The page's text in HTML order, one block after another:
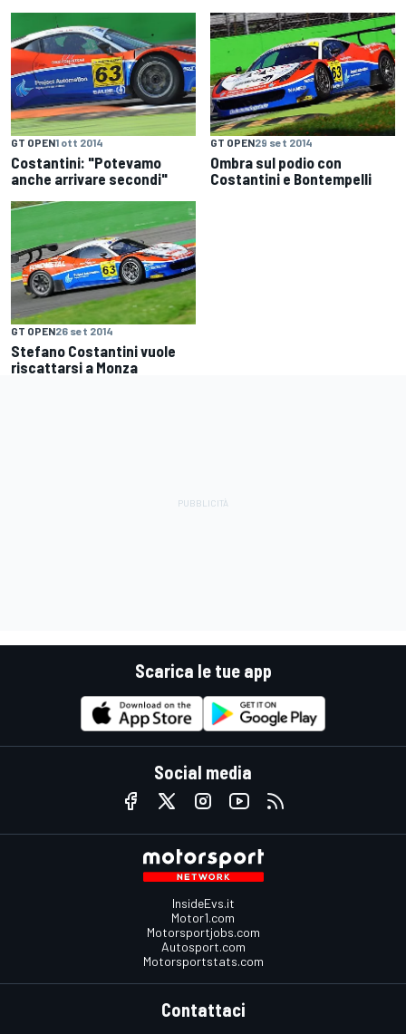
GT OPEN1 ott 2014
Costantini: "Potevamo
anche arrivare secondi"
GT OPEN29 set 2014
Ombra sul podio con
Costantini e Bontempelli
GT OPEN26 set 2014
Stefano Costantini vuole
riscattarsi a Monza
Scarica le tue app
Social media
InsideEvs.it
Motor1.com
Motorsportjobs.com
Autosport.com
Motorsportstats.com
Contattaci